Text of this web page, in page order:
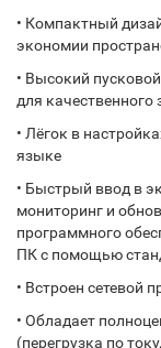
• Компактный
экономии
• Высокий
для качественного
• Лёгок в
языке
• Быстрый ввод в
мониторинг и
программного
ПК с помощью
• Встроен сетевой
• Обладает
(перегрузка по